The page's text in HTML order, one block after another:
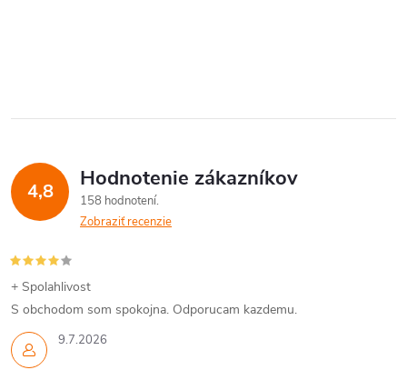
4,8 Hodnotenie zákazníkov
158 hodnotení
Zobraziť recenzie
9.7.2026
+ Spolahlivost
S obchodom som spokojna. Odporucam kazdemu.